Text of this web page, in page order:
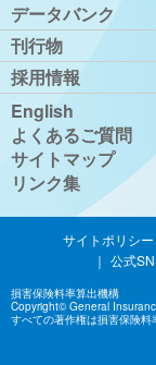
データバンク
刊行物
採用情報
English
よくあるご質問
サイトマップ
リンク集
サイトポリシー
｜ 公式
損害保険料率算出機構
Copyright© General
すべての著作権は損害保険料